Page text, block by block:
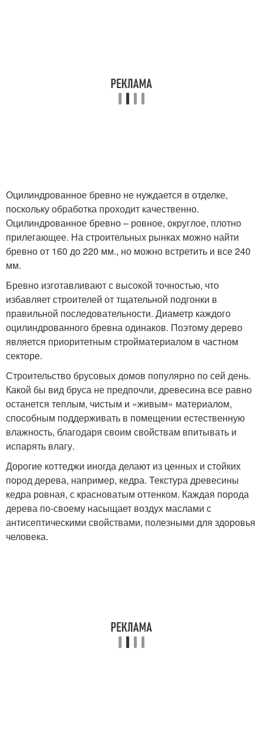
Оцилиндрованное бревно не нуждается в отделке,
поскольку обработка проходит качественно.
Оцилиндрованное бревно – ровное, округлое, плотно
прилегающее. На строительных рынках можно найти
бревно от 160 до 220 мм., но можно встретить и все 240
мм.
Бревно изготавливают с высокой точностью, что
избавляет строителей от тщательной подгонки в
правильной последовательности. Диаметр каждого
оцилиндрованного бревна одинаков. Поэтому дерево
является приоритетным стройматериалом в частном
секторе.
Строительство брусовых домов популярно по сей день.
Какой бы вид бруса не предпочли, древесина все равно
останется теплым, чистым и «живым» материалом,
способным поддерживать в помещении естественную
влажность, благодаря своим свойствам впитывать и
испарять влагу.
Дорогие коттеджи иногда делают из ценных и стойких
пород дерева, например, кедра. Текстура древесины
кедра ровная, с красноватым оттенком. Каждая порода
дерева по-своему насыщает воздух маслами с
антисептическими свойствами, полезными для здоровья
человека.